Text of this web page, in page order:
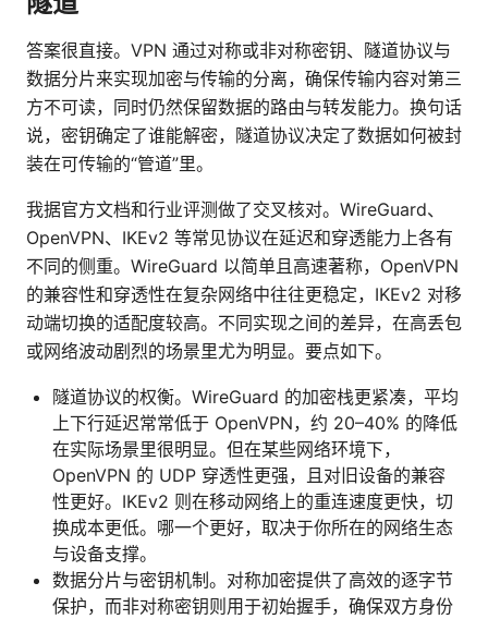
答案很直接。VPN 通过对称或非对称密钥、隧道协议与
数据分片来实现加密与传输的分离，确保传输内容对第三
方不可读，同时仍然保留数据的路由与转发能力。换句话
说，密钥确定了谁能解密，隧道协议决定了数据如何被封
装在可传输的“管道”里。
我据官方文档和行业评测做了交叉核对。WireGuard、
OpenVPN、IKEv2 等常见协议在延迟和穿透能力上各有
不同的侧重。WireGuard 以简单且高速著称，OpenVPN
的兼容性和穿透性在复杂网络中往往更稳定，IKEv2 对移
动端切换的适配度较高。不同实现之间的差异，在高丢包
或网络波动剧烈的场景里尤为明显。要点如下。
隧道协议的权衡。WireGuard 的加密栈更紧凑，平均
上下行延迟常常低于 OpenVPN，约 20–40% 的降低
在实际场景里很明显。但在某些网络环境下，
OpenVPN 的 UDP 穿透性更强，且对旧设备的兼容
性更好。IKEv2 则在移动网络上的重连速度更快，切
换成本更低。哪一个更好，取决于你所在的网络生态
与设备支撑。
数据分片与密钥机制。对称加密提供了高效的逐字节
保护，而非对称密钥则用于初始握手，确保双方身份